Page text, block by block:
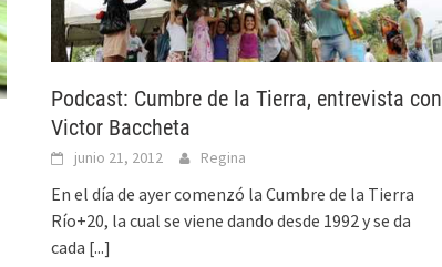
Podcast: Cumbre de la Tierra, entrevista con
Victor Baccheta
junio 21, 2012 Regina
En el día de ayer comenzó la Cumbre de la Tierra
Río+20, la cual se viene dando desde 1992 y se da
cada [...]